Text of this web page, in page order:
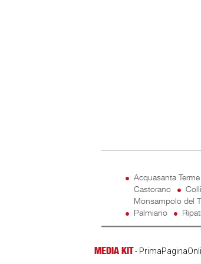
Acquasanta Terme
Castorano
Monsampolo del
Palmiano
MEDIA KIT-